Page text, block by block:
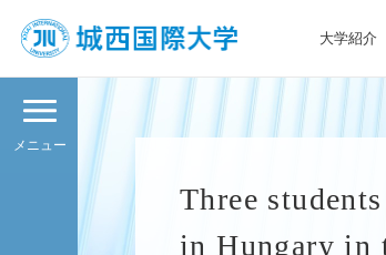
大学紹介
メニュー
Three
in Hungary in